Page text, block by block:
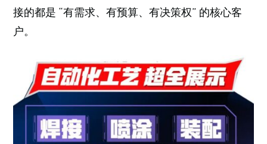
接的都是 “有需求、有预算、有决策权” 的核心客
户。